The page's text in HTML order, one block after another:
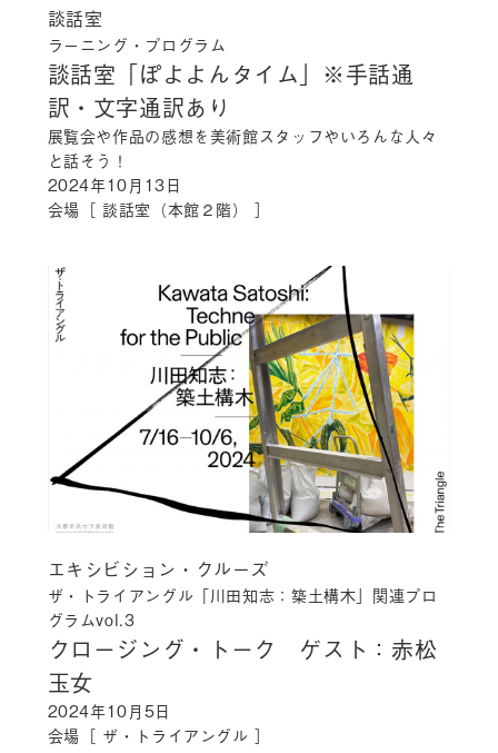
談話室
ラーニング・プログラム
談話室「ぽよよんタイム」 ※手話通
訳・文字通訳あり
展覧会や作品の感想を美術館スタッフやいろんな人々
と話そう！
2024年10月13日
会場［ 談話室（本館２階） ］
エキシビション・クルーズ
ザ・トライアングル「川田知志：築土構木」関連プロ
グラムvol.3
クロージング・トーク ゲスト：赤松
玉女
2024年10月5日
会場［ ザ・トライアングル ］